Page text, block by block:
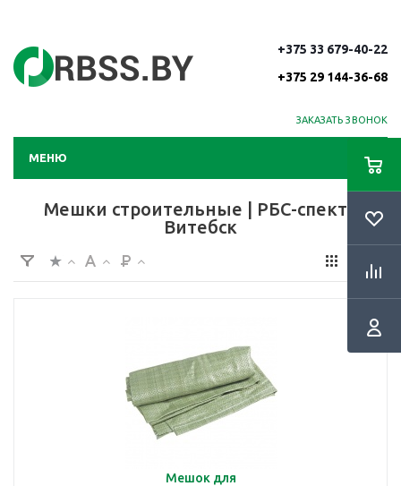
+375 33 679-40-22
+375 29 144-36-68
ЗАКАЗАТЬ ЗВОНОК
МЕНЮ
Мешки строительные | РБС-спектр
Витебск
Мешок для